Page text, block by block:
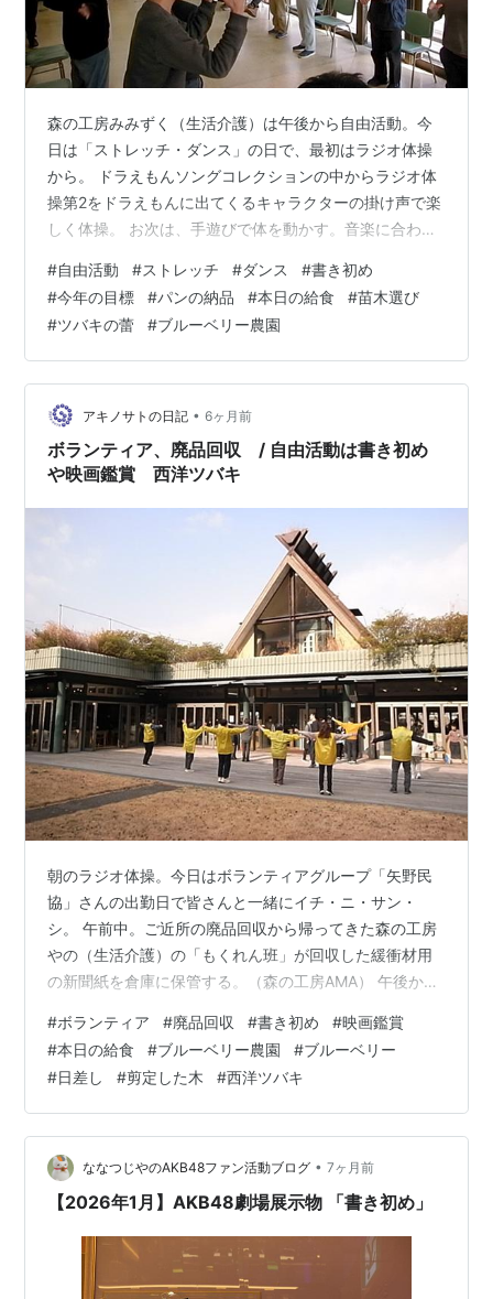
森の工房みみずく（生活介護）は午後から自由活動。今
日は「ストレッチ・ダンス」の日で、最初はラジオ体操
から。 ドラえもんソングコレクションの中からラジオ体
操第2をドラえもんに出てくるキャラクターの掛け声で楽
しく体操。 お次は、手遊びで体を動かす。音楽に合わせ
徐々にリズムがスピードアップしていくので、合わせる
のが大変で面白い。 森の工房やの（生活介護）の「オリ
ーブ班」は書き初めで今年の目標を書いた。一人一文字
ずつで、割り当てられた文字を書いていく。 描いた作品
には誰が描いたか分かるように印鑑を押して、乾いたら
掲示していく。 14時前。森の工房やの…
#自由活動 #ストレッチ #ダンス #書き初め
#今年の目標 #パンの納品 #本日の給食 #苗木選び
#ツバキの蕾 #ブルーベリー農園
アキノサトの日記 • 6ヶ月前
ボランティア、廃品回収 / 自由活動は書き初め
や映画鑑賞 西洋ツバキ
朝のラジオ体操。今日はボランティアグループ「矢野民
協」さんの出勤日で皆さんと一緒にイチ・ニ・サン・
シ。 午前中。ご近所の廃品回収から帰ってきた森の工房
やの（生活介護）の「もくれん班」が回収した緩衝材用
の新聞紙を倉庫に保管する。（森の工房AMA） 午後から
標を書く。 1人一文字ずつ手本を見ながら書いて、 何枚
か書いた中から良いものを選んで乾かす。今回で終わら
なかったので、続きはまた次回となった。 森の工房みみ
ずく（生活介護）はドラえもんの映画を観賞した。 森の
工房AMAの西洋ツバキが開花。蕾からピンク色の花が顔
をのぞかせ、 根本付近に一輪開花。 …
#ボランティア #廃品回収 #書き初め #映画鑑賞
#本日の給食 #ブルーベリー農園 #ブルーベリー
#日差し #剪定した木 #西洋ツバキ
ななつじやのAKB48ファン活動ブログ • 7ヶ月前
【2026年1月】AKB48劇場展示物 「書き初め」